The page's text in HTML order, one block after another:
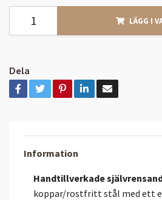
LÄGG I
Dela
Information
Handtillverkade
koppar/rostfritt stål med ett